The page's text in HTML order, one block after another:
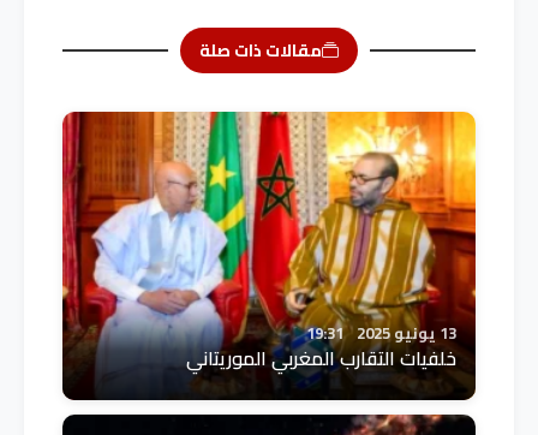
مقالات ذات صلة
13 يونيو 2025 19:31
خلفيات التقارب المغربي الموريتاني